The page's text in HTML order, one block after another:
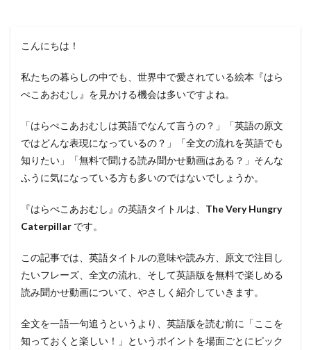
こんにちは！
私たちの暮らしの中でも、世界中で愛されている絵本『はら
ぺこあおむし』を見かける機会は多いですよね。
「はらぺこあおむしは英語でなんて言うの？」「英語の原文
ではどんな表現になっているの？」「全文の流れを英語でも
知りたい」「無料で聞ける読み聞かせ動画はある？」そんな
ふうに気になっている方も多いのではないでしょうか。
『はらぺこあおむし』の英語タイトルは、 The Very Hungry
Caterpillar です。
この記事では、英語タイトルの意味や読み方、原文で注目し
たいフレーズ、全文の流れ、そして英語版を無料で楽しめる
読み聞かせ動画について、やさしく紹介していきます。
全文を一語一句追うというより、英語版を読む前に「ここを
知っておくと楽しい！」というポイントを場面ごとにピック